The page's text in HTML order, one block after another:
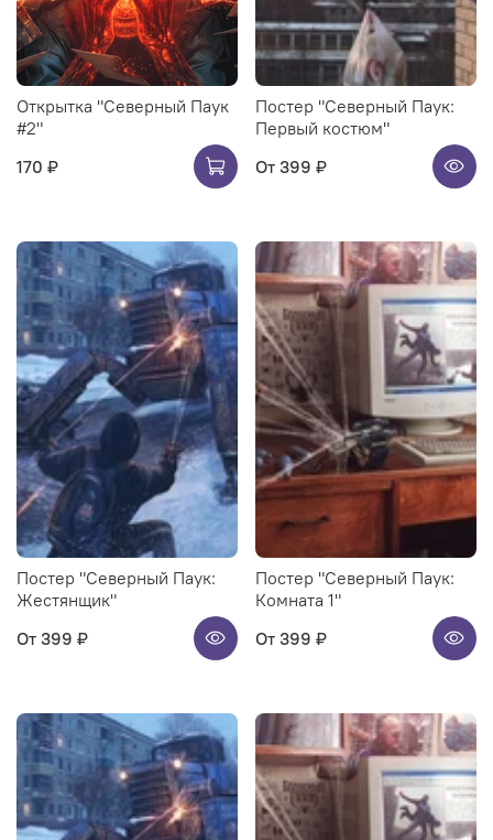
Открытка "Северный Паук
#2"
170 ₽
Постер "Северный Паук:
Первый костюм"
От 399 ₽
Постер "Северный Паук:
Жестянщик"
От 399 ₽
Постер "Северный Паук:
Комната 1"
От 399 ₽